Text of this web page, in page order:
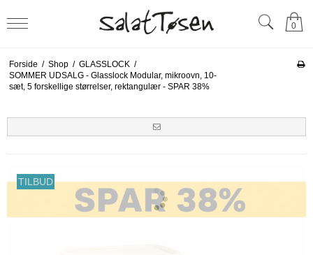
0
Forside / Shop / GLASSLOCK /
SOMMER UDSALG - Glasslock Modular, mikroovn, 10-
sæt, 5 forskellige størrelser, rektangulær - SPAR 38%
TILBUD